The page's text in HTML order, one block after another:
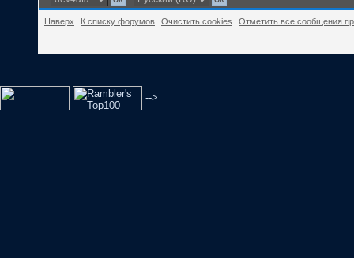
Наверх К списку форумов Очистить cookies Отметить все сообщения
-->